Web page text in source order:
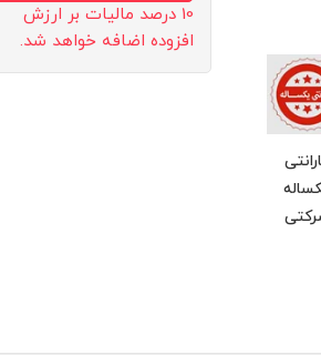
10 درصد مالیات بر ارزش
افزوده اضافه خواهد شد.